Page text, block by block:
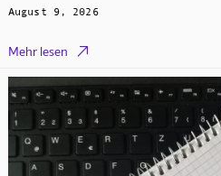
August 9, 2026
Mehr lesen 